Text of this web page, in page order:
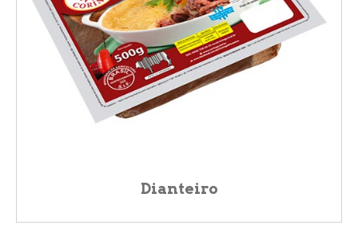
Dianteiro